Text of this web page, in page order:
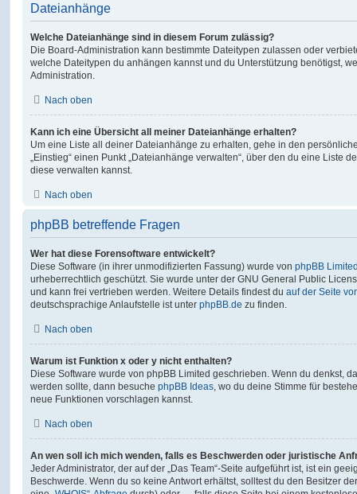
Dateianhänge
Welche Dateianhänge sind in diesem Forum zulässig?
Die Board-Administration kann bestimmte Dateitypen zulassen oder
welche Dateitypen du anhängen kannst und du Unterstützung benötigst,
Administration.
Nach oben
Kann ich eine Übersicht all meiner Dateianhänge erhalten?
Um eine Liste all deiner Dateianhänge zu erhalten, gehe in den
„Einstieg“ einen Punkt „Dateianhänge verwalten“, über den du eine Liste
diese verwalten kannst.
Nach oben
phpBB betreffende Fragen
Wer hat diese Forensoftware entwickelt?
Diese Software (in ihrer unmodifizierten Fassung) wurde von phpBB
urheberrechtlich geschützt. Sie wurde unter der GNU General Public
und kann frei vertrieben werden. Weitere Details findest du auf der Seite
deutschsprachige Anlaufstelle ist unter phpBB.de zu finden.
Nach oben
Warum ist Funktion x oder y nicht enthalten?
Diese Software wurde von phpBB Limited geschrieben. Wenn du denkst,
werden sollte, dann besuche phpBB Ideas , wo du deine Stimme für
neue Funktionen vorschlagen kannst.
Nach oben
An wen soll ich mich wenden, falls es Beschwerden oder juristische
Jeder Administrator, der auf der „Das Team“-Seite aufgeführt ist, ist ein
Beschwerde. Wenn du so keine Antwort erhältst, solltest du den Besitzer